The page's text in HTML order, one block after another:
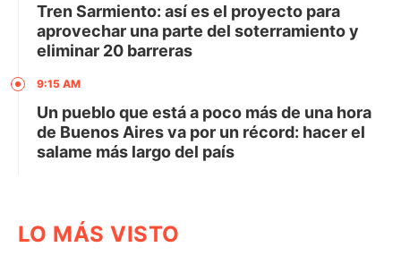
Tren Sarmiento: así es el proyecto para
aprovechar una parte del soterramiento y
eliminar 20 barreras
9:15 AM
Un pueblo que está a poco más de una hora
de Buenos Aires va por un récord: hacer el
salame más largo del país
LO MÁS VISTO